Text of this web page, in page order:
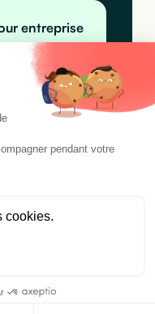
pendant votre
cookies.
entreprise
entreprise
14" M4
entreprise
(Wi-Fi +
A9+
réservés.